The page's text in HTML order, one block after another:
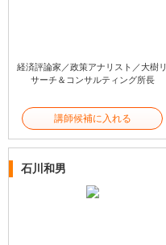
経済評論家／政策アナリスト／大樹リ
サーチ＆コンサルティング所長
講師候補に入れる
石川和男